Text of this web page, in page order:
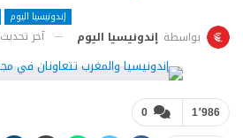
إندونيسيا اليوم
بواسطة إندونيسيا اليوم آخر تحديث
0 1٬986